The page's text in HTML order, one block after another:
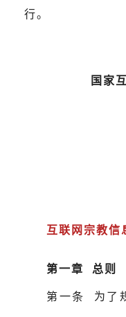
行。
国家
互联网宗教信
第一章 总则
第一条 为了